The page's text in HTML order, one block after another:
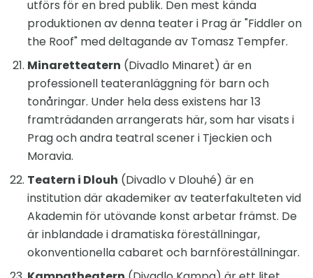
utförs för en bred publik. Den mest kända
produktionen av denna teater i Prag är "Fiddler on
the Roof" med deltagande av Tomasz Tempfer.
Minaretteatern (Divadlo Minaret) är en
professionell teateranläggning för barn och
tonåringar. Under hela dess existens har 13
framträdanden arrangerats här, som har visats i
Prag och andra teatral scener i Tjeckien och
Moravia.
Teatern i Dlouh (Divadlo v Dlouhé) är en
institution där akademiker av teaterfakulteten vid
Akademin för utövande konst arbetar främst. De
är inblandade i dramatiska föreställningar,
okonventionella cabaret och barnföreställningar.